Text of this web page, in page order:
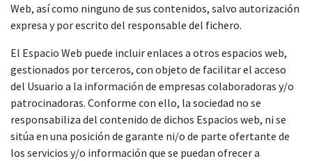
Web, así como ninguno de sus contenidos, salvo autorización
expresa y por escrito del responsable del fichero.
El Espacio Web puede incluir enlaces a otros espacios web,
gestionados por terceros, con objeto de facilitar el acceso
del Usuario a la información de empresas colaboradoras y/o
patrocinadoras. Conforme con ello, la sociedad no se
responsabiliza del contenido de dichos Espacios web, ni se
sitúa en una posición de garante ni/o de parte ofertante de
los servicios y/o información que se puedan ofrecer a